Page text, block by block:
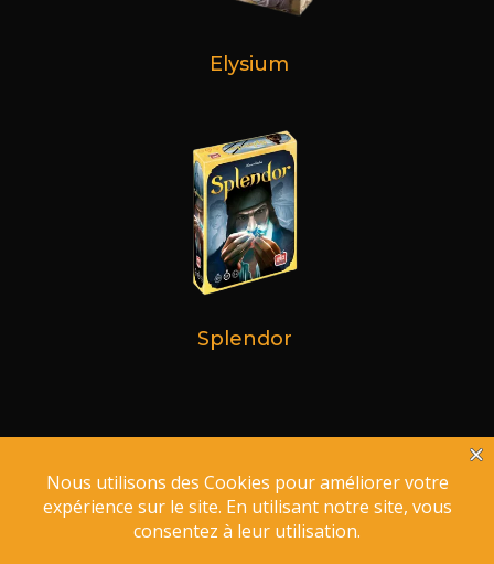
Elysium
Splendor